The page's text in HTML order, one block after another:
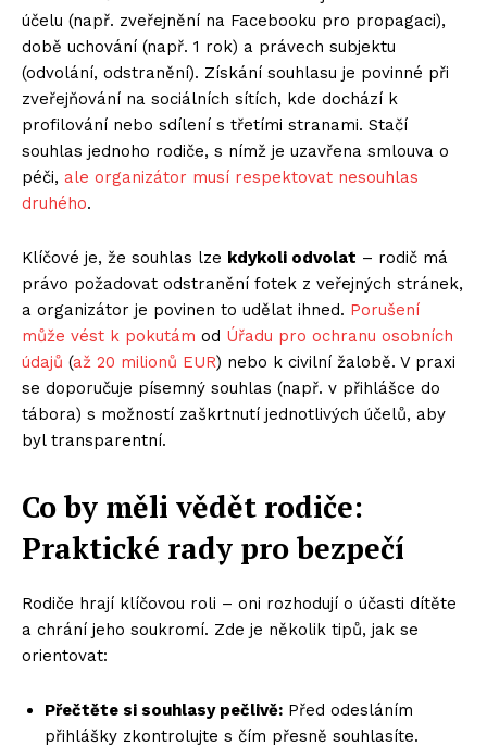
účelu (např. zveřejnění na Facebooku pro propagaci),
době uchování (např. 1 rok) a právech subjektu
(odvolání, odstranění). Získání souhlasu je povinné při
zveřejňování na sociálních sítích, kde dochází k
profilování nebo sdílení s třetími stranami. Stačí
souhlas jednoho rodiče, s nímž je uzavřena smlouva o
péči, ale organizátor musí respektovat nesouhlas
druhého.
Klíčové je, že souhlas lze kdykoli odvolat – rodič má
právo požadovat odstranění fotek z veřejných stránek,
a organizátor je povinen to udělat ihned. Porušení
může vést k pokutám od Úřadu pro ochranu osobních
údajů (až 20 milionů EUR) nebo k civilní žalobě. V praxi
se doporučuje písemný souhlas (např. v přihlášce do
tábora) s možností zaškrtnutí jednotlivých účelů, aby
byl transparentní.
Co by měli vědět rodiče:
Praktické rady pro bezpečí
Rodiče hrají klíčovou roli – oni rozhodují o účasti dítěte
a chrání jeho soukromí. Zde je několik tipů, jak se
orientovat:
Přečtěte si souhlasy pečlivě: Před odesláním
přihlášky zkontrolujte s čím přesně souhlasíte.